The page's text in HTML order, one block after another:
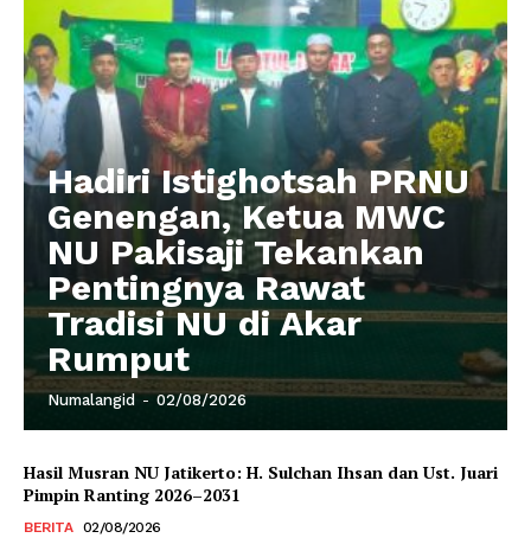
Hadiri Istighotsah PRNU
Genengan, Ketua MWC
NU Pakisaji Tekankan
Pentingnya Rawat
Tradisi NU di Akar
Rumput
Numalangid - 02/08/2026
Hasil Musran NU Jatikerto: H. Sulchan Ihsan dan Ust. Juari
Pimpin Ranting 2026–2031
BERITA 02/08/2026